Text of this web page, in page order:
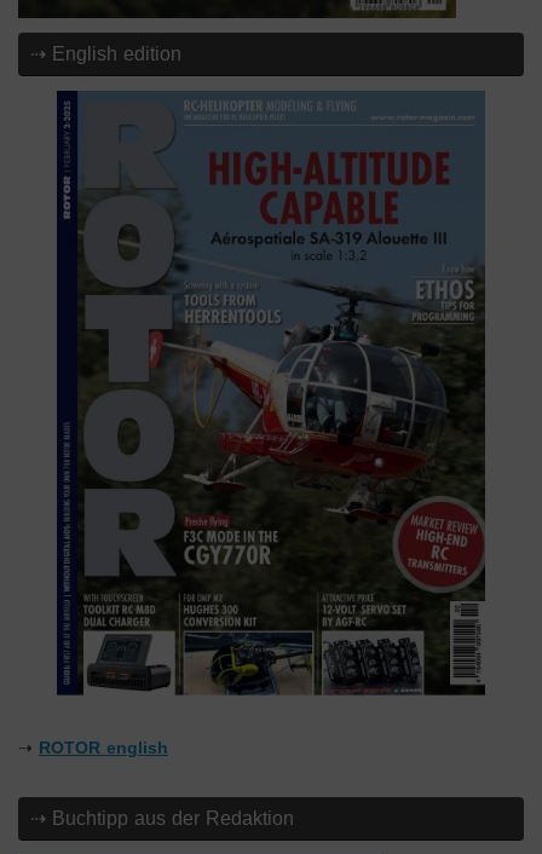
⇢ English edition
⇢ ROTOR english
⇢ Buchtipp aus der Redaktion